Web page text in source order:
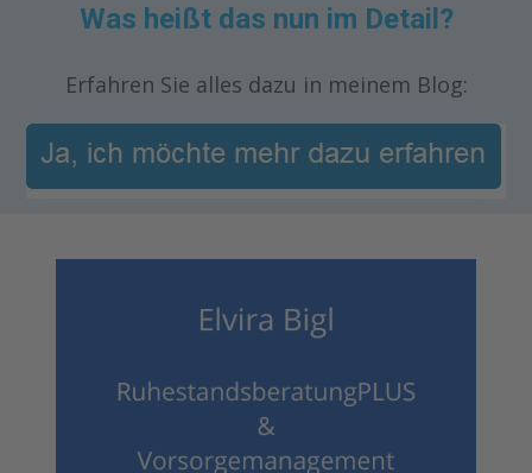
Was heißt das nun im Detail?
Erfahren Sie alles dazu in meinem Blog: